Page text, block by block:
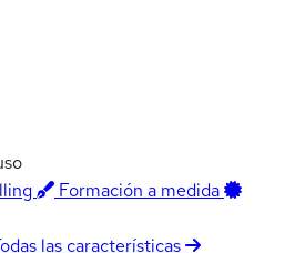
Formación a medida
las características